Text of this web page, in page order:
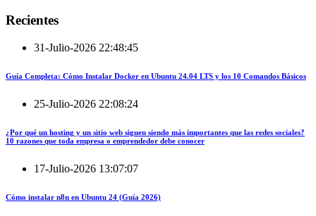
Recientes
31-Julio-2026 22:48:45
Guía Completa: Cómo Instalar Docker en Ubuntu 24.04 LTS y los 10 Comandos Básicos
25-Julio-2026 22:08:24
¿Por qué un hosting y un sitio web siguen siendo más importantes que las redes sociales?
10 razones que toda empresa o emprendedor debe conocer
17-Julio-2026 13:07:07
Cómo instalar n8n en Ubuntu 24 (Guía 2026)